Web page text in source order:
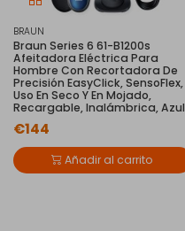
BRAUN
Braun Series 6 61-B1200s
Afeitadora Eléctrica Para
Hombre Con Recortadora De
Precisión EasyClick, SensoFlex,
Uso En Seco Y En Mojado,
Recargable, Inalámbrica, Azul
€144
Añadir al carrito